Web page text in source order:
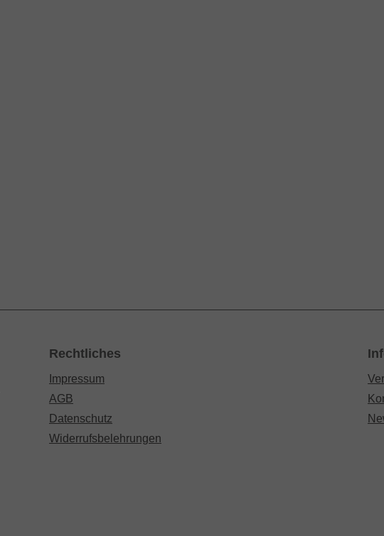
Rechtliches
Impressum
AGB
Datenschutz
Widerrufsbelehrungen